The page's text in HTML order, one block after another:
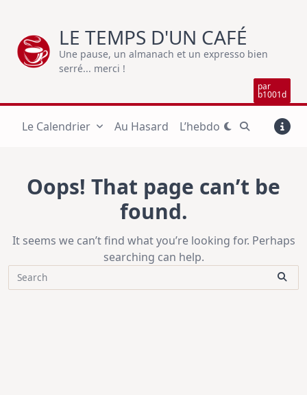
content
LE TEMPS D'UN CAFÉ
Une pause, un almanach et un expresso bien
serré... merci !
par
b1001d
Le Calendrier Au Hasard L’hebdo
Oops! That page can’t be
found.
It seems we can’t find what you’re looking for. Perhaps
searching can help.
Search